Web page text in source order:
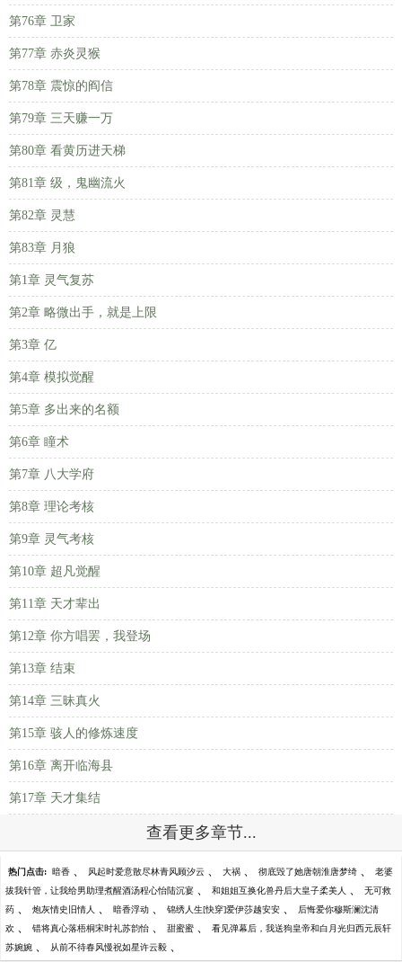
第76章 卫家
第77章 赤炎灵猴
第78章 震惊的阎信
第79章 三天赚一万
第80章 看黄历进天梯
第81章 级，鬼幽流火
第82章 灵慧
第83章 月狼
第1章 灵气复苏
第2章 略微出手，就是上限
第3章 亿
第4章 模拟觉醒
第5章 多出来的名额
第6章 瞳术
第7章 八大学府
第8章 理论考核
第9章 灵气考核
第10章 超凡觉醒
第11章 天才辈出
第12章 你方唱罢，我登场
第13章 结束
第14章 三昧真火
第15章 骇人的修炼速度
第16章 离开临海县
第17章 天才集结
查看更多章节...
热门点击: 暗香 、 风起时爱意散尽林青风顾汐云 、 大祸 、 彻底毁了她唐朝淮唐梦绮 、 老婆
拔我针管，让我给男助理煮醒酒汤程心怡陆沉宴 、 和姐姐互换化兽丹后大皇子柔美人 、 无可救
药 、 炮灰情史旧情人 、 暗香浮动 、 锦绣人生[快穿]爱伊莎越安安 、 后悔爱你穆斯澜沈清
欢 、 错将真心落梧桐宋时礼苏韵怡 、 甜蜜蜜 、 看见弹幕后，我送狗皇帝和白月光归西元辰轩
苏婉婉 、 从前不待春风慢祝如星许云毅 、